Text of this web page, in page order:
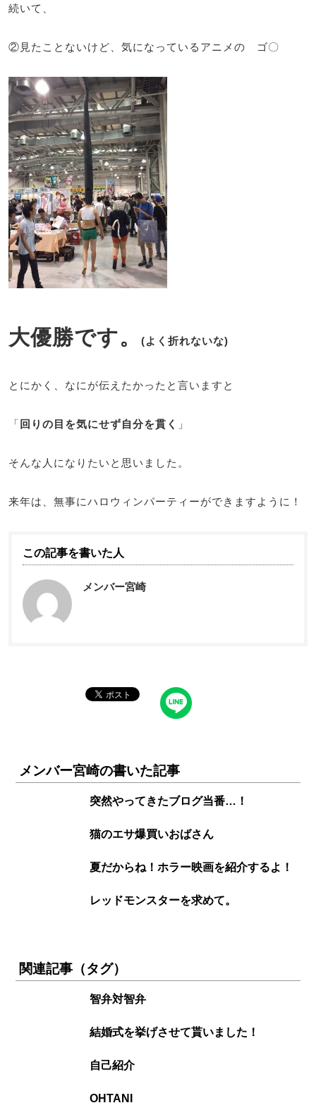
続いて、
②見たことないけど、気になっているアニメの ゴ〇
大優勝です。 (よく折れないな)
とにかく、なにが伝えたかったと言いますと
「 回りの目を気にせず自分を貫く 」
そんな人になりたいと思いました。
来年は、無事にハロウィンパーティーができますように！
この記事を書いた人
メンバー宮崎
メンバー宮崎の書いた記事
突然やってきたブログ当番…！
猫のエサ爆買いおばさん
夏だからね！ホラー映画を紹介するよ！
レッドモンスターを求めて。
関連記事（タグ）
智弁対智弁
結婚式を挙げさせて貰いました！
自己紹介
OHTANI